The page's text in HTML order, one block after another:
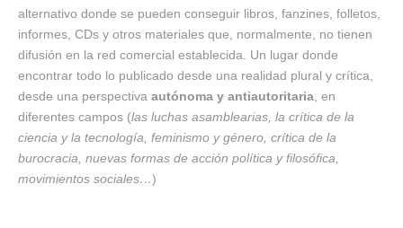
alternativo donde se pueden conseguir libros, fanzines, folletos,
informes, CDs y otros materiales que, normalmente, no tienen
difusión en la red comercial establecida. Un lugar donde
encontrar todo lo publicado desde una realidad plural y crítica,
desde una perspectiva autónoma y antiautoritaria , en
diferentes campos (las luchas asamblearias, la crítica de la
ciencia y la tecnología, feminismo y género, crítica de la
burocracia, nuevas formas de acción política y filosófica,
movimientos sociales…)